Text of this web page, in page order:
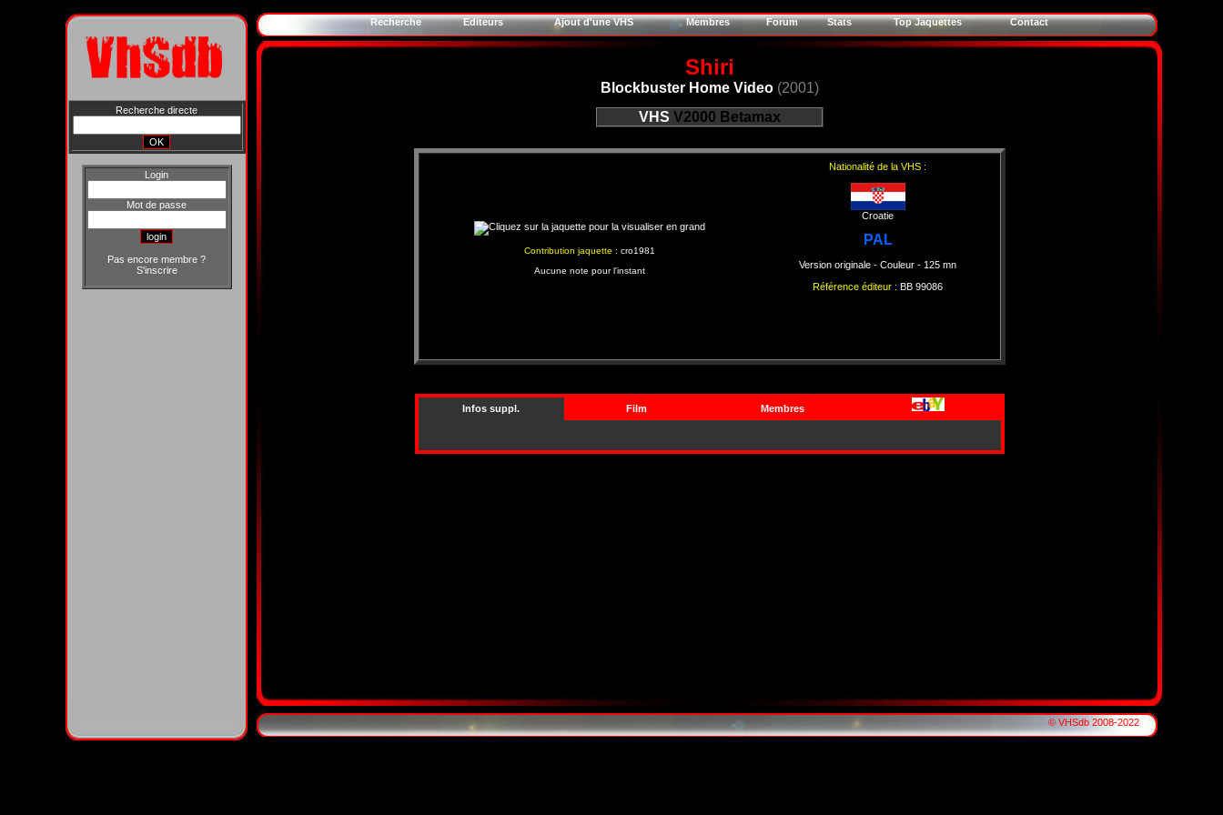
Recherche directe
Login
Mot de passe
Pas encore membre ?
S'inscrire
Recherche Editeurs Ajout d'une VHS Membres Forum Stats Top Jaquettes Contact
Shiri
Blockbuster Home Video(2001)
VHS V2000 Betamax
Contribution jaquette : cro1981
Aucune note pour l'instant
Nationalité de la VHS :
Croatie
PAL
Version originale - Couleur - 125 mn
Référence éditeur : BB 99086
Infos suppl. Film Membres
© VHSdb 2008-2022